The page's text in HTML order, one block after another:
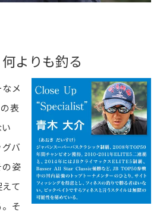
よりも釣る
メ
表
バ
の姿
て
そ